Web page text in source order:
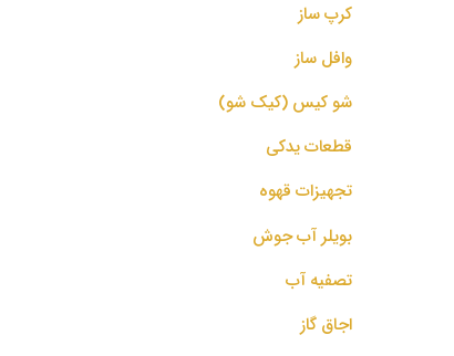
کرپ ساز
وافل ساز
شو کیس (کیک شو)
قطعات یدکی
تجهیزات قهوه
بویلر آب جوش
تصفیه آب
اجاق گاز